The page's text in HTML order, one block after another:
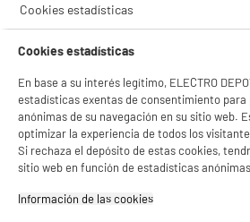
★★★★★
★★★★★
4,26
SERVICIO POST VENTA ATENCIÓN AL
Cookies estadísticas
Cookies estadísticas
En base a su interés legítimo, ELECTRO
estadísticas exentas de consentimiento
anónimas de su navegación en su sitio web.
optimizar la experiencia de todos los
Si rechaza el depósito de estas cookies,
sitio web en función de estadísticas anónimas
Información de las cookies‎